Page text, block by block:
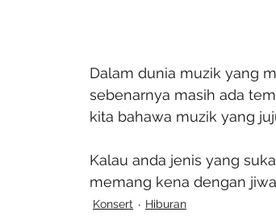
Dalam dunia muzik yang
sebenarnya masih ada
kita bahawa muzik yang
Kalau anda jenis yang
memang kena dengan
Konsert Hiburan